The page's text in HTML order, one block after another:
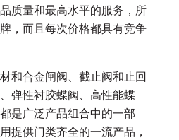
质量和最高水平的服务，所
，而且每次价格都具有竞争
和合金闸阀、截止阀和止回
弹性衬胶蝶阀、高性能蝶
是广泛产品组合中的一部
提供门类齐全的一流产品，